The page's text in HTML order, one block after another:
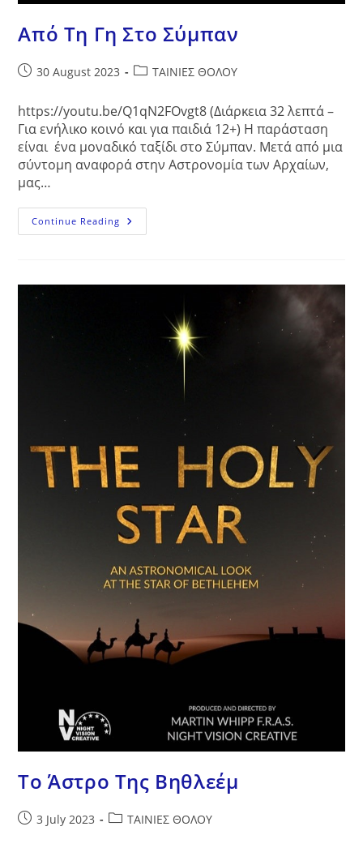
Από Τη Γη Στο Σύμπαν
Post30 August 2023
PostΤΑΙΝΙΕΣ ΘΟΛΟΥ
https://youtu.be/Q1qN2FOvgt8 (Διάρκεια 32 λεπτά –
Για ενήλικο κοινό και για παιδιά 12+) Η παράσταση
είναι ένα μοναδικό ταξίδι στο Σύμπαν. Μετά από μια
σύντομη αναφορά στην Αστρονομία των Αρχαίων,
μας…
Continue Reading Από
Τη
Το Άστρο Της Βηθλεέμ
Post3 July 2023
PostΤΑΙΝΙΕΣ ΘΟΛΟΥ